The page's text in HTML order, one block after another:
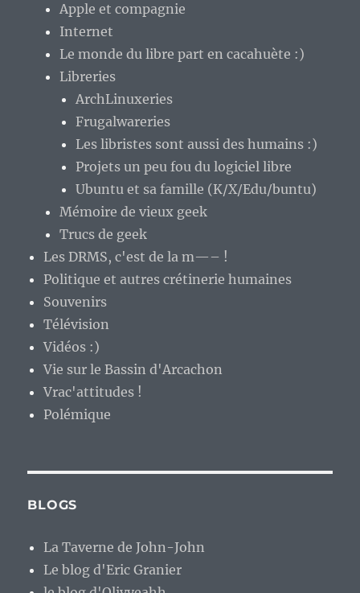
Apple et compagnie
Internet
Le monde du libre part en cacahuète :)
Libreries
ArchLinuxeries
Frugalwareries
Les libristes sont aussi des humains :)
Projets un peu fou du logiciel libre
Ubuntu et sa famille (K/X/Edu/buntu)
Mémoire de vieux geek
Trucs de geek
Les DRMS, c'est de la m—– !
Politique et autres crétinerie humaines
Souvenirs
Télévision
Vidéos :)
Vie sur le Bassin d'Arcachon
Vrac'attitudes !
Polémique
BLOGS
La Taverne de John-John
Le blog d'Eric Granier